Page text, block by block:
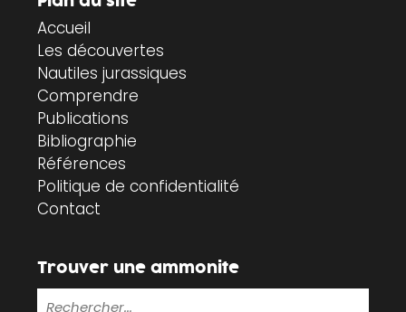
Accueil
Les découvertes
Nautiles jurassiques
Comprendre
Publications
Bibliographie
Références
Politique de confidentialité
Contact
Trouver une ammonite